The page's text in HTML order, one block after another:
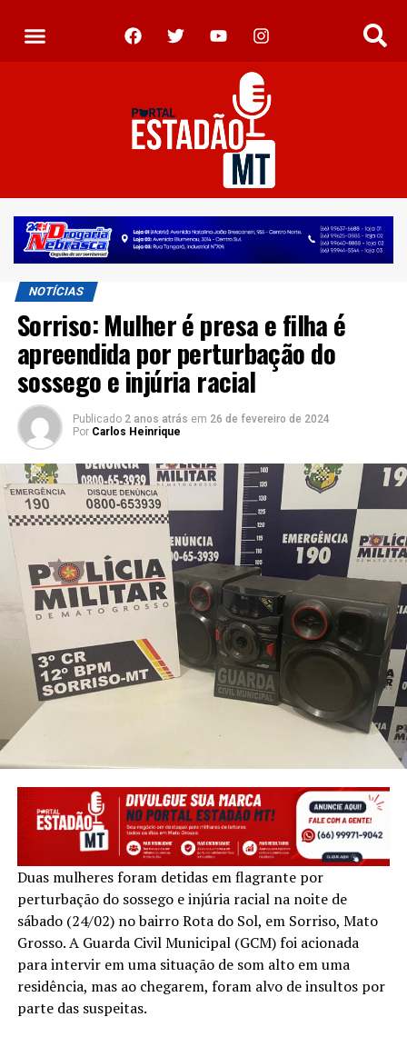
NOTÍCIAS
Sorriso: Mulher é presa e filha é
apreendida por perturbação do
sossego e injúria racial
Publicado 2 anos atrás em 26 de fevereiro de 2024
Por Carlos Heinrique
Duas mulheres foram detidas em flagrante por
perturbação do sossego e injúria racial na noite de
sábado (24/02) no bairro Rota do Sol, em Sorriso, Mato
Grosso. A Guarda Civil Municipal (GCM) foi acionada
para intervir em uma situação de som alto em uma
residência, mas ao chegarem, foram alvo de insultos por
parte das suspeitas.